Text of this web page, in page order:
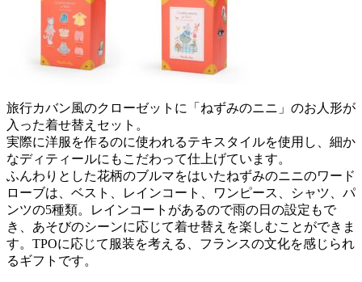
旅行カバン風のクローゼットに「ねずみのニニ」のお人形が
入った着せ替えセット。
実際に洋服を作るのに使われるテキスタイルを使用し、細か
なディティールにもこだわって仕上げています。
ふんわりとした花柄のブルマをはいたねずみのニニのワード
ローブは、ベスト、レインコート、ワンピース、シャツ、パ
ンツの5種類。レインコートがあるので雨の日の設定もで
き、あそびのシーンに応じて着せ替えを楽しむことができま
す。TPOに応じて服装を考える、フランスの文化を感じられ
るギフトです。